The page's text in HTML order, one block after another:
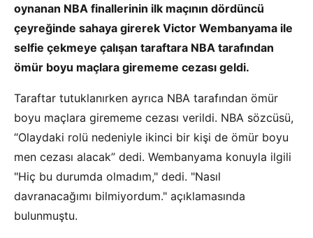
oynanan NBA finallerinin ilk maçının dördüncü
çeyreğinde sahaya girerek Victor Wembanyama ile
selfie çekmeye çalışan taraftara NBA tarafından
ömür boyu maçlara girememe cezası geldi.
Taraftar tutuklanırken ayrıca NBA tarafından ömür
boyu maçlara girememe cezası verildi. NBA sözcüsü,
“Olaydaki rolü nedeniyle ikinci bir kişi de ömür boyu
men cezası alacak” dedi. Wembanyama konuyla ilgili
"Hiç bu durumda olmadım," dedi. "Nasıl
davranacağımı bilmiyordum." açıklamasında
bulunmuştu.